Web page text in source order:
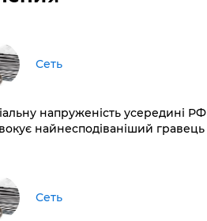
Сеть
напруженість усередині РФ
найнесподіваніший гравець
Сеть